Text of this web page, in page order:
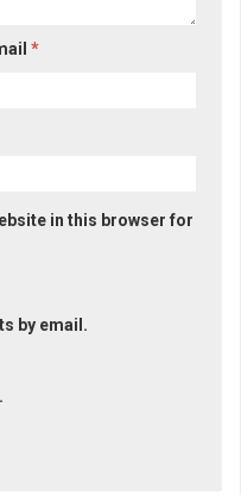
*
in this browser for
by email.